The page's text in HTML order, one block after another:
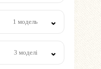
1 модель
3 моделі